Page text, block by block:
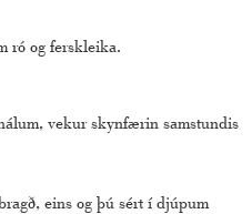
ró og ferskleika.
vekur skynfærin samstundis
eins og þú sért í djúpum